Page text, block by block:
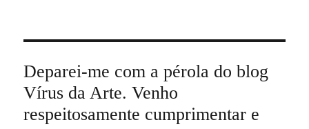
Deparei-me com a pérola do blog
Vírus da Arte. Venho
respeitosamente cumprimentar e